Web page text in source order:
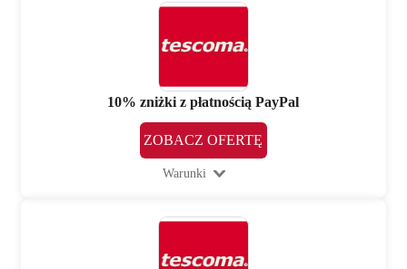
10% zniżki z płatnością PayPal
ZOBACZ OFERTĘ
Warunki